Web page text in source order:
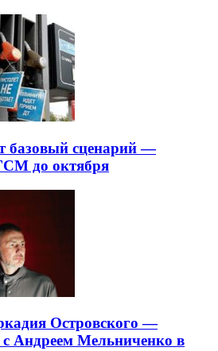
базовый сценарий —
до октября
Островского —
Андреем Мельниченко в